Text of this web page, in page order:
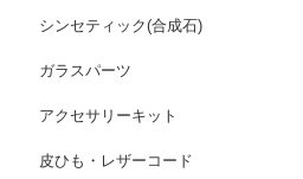
シンセティック(合成石)
ガラスパーツ
アクセサリーキット
皮ひも・レザーコード